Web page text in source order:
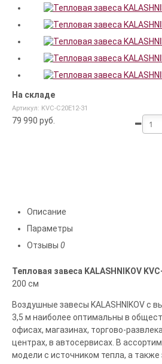
На складе
Артикул: KVС-C20E12-31
79 990 руб.
Описание
Параметры
Отзывы 0
Тепловая завеса KALASHNIKOV
200 см
Воздушные завесы KALASHNIKOV с
3,5 м наиболее оптимальны в
офисах, магазинах, торгово-
центрах, в автосервисах. В
модели с источником тепла, а также